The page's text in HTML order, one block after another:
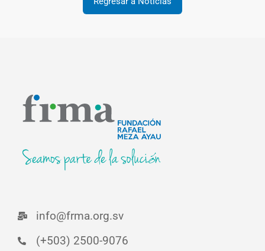
info@frma.org.sv
(+503) 2500-9076